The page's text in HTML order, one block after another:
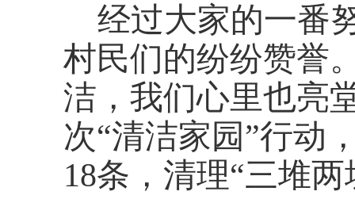
经过大家的一番
村民们的纷纷赞誉
洁，我们心里也亮
次“清洁家园”行动
18条，清理“三堆